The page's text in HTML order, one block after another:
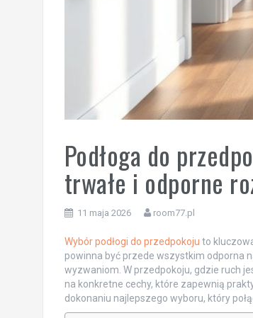
Podłoga do
trwałe i odporne
11 maja 2026 room77.pl
Wybór podłogi do przedpokoju to
powinna być przede wszystkim odporna
wyzwaniom. W przedpokoju, gdzie ruch
na konkretne cechy, które zapewnią
dokonaniu najlepszego wyboru, który